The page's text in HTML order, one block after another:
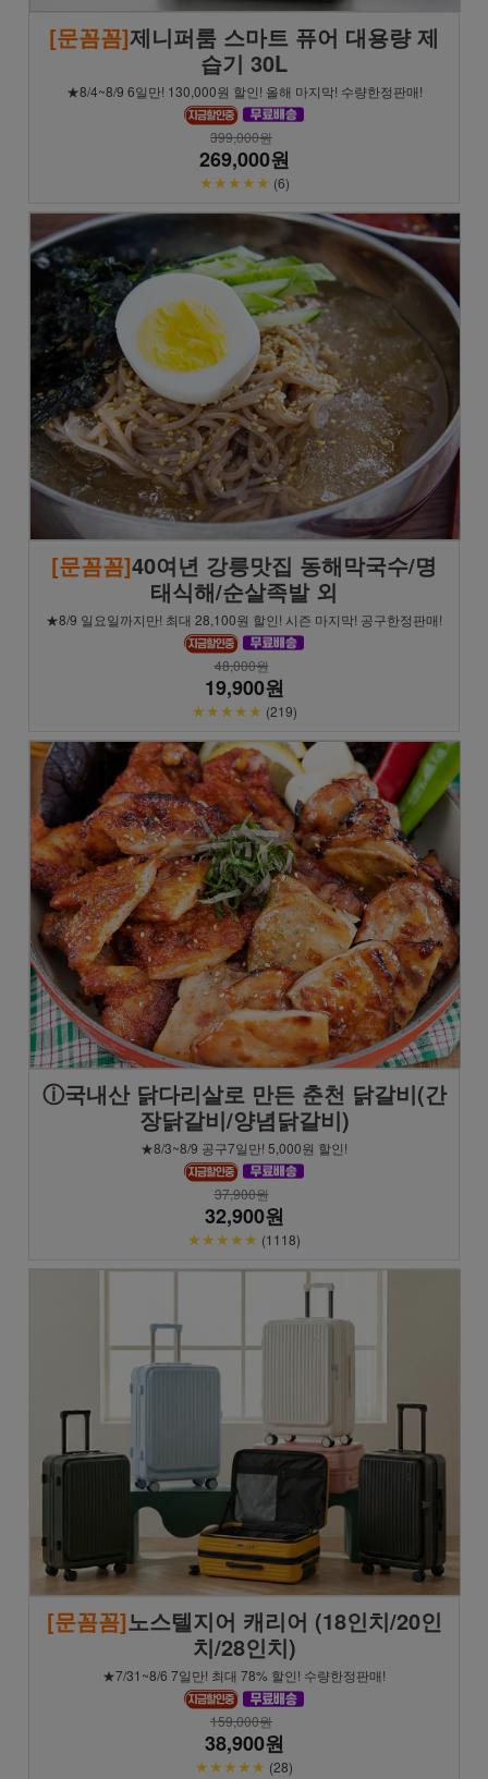
[문꼼꼼]제니퍼룸 스마트 퓨어 대용량 제
습기 30L
★8/4~8/9 6일만! 130,000원 할인! 올해 마지막! 수량한정판매!
399,000원
269,000원
★★★★★ (6)
[문꼼꼼]40여년 강릉맛집 동해막국수/명
태식해/순살족발 외
★8/9 일요일까지만! 최대 28,100원 할인! 시즌 마지막! 공구한정판매!
48,000원
19,900원
★★★★★ (219)
ⓘ국내산 닭다리살로 만든 춘천 닭갈비(간
장닭갈비/양념닭갈비)
★8/3~8/9 공구7일만! 5,000원 할인!
37,900원
32,900원
★★★★★ (1118)
[문꼼꼼]노스텔지어 캐리어 (18인치/20인
치/28인치)
★7/31~8/6 7일만! 최대 78% 할인! 수량한정판매!
159,000원
38,900원
★★★★★ (28)